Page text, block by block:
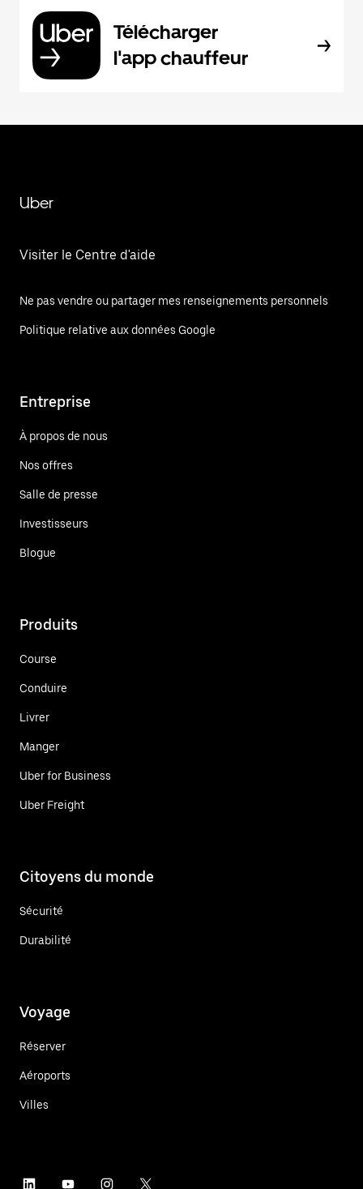
Télécharger
l'app chauffeur
Uber
Visiter le Centre d'aide
Ne pas vendre ou partager mes renseignements personnels
Politique relative aux données Google
Entreprise
À propos de nous
Nos offres
Salle de presse
Investisseurs
Blogue
Produits
Course
Conduire
Livrer
Manger
Uber for Business
Uber Freight
Citoyens du monde
Sécurité
Durabilité
Voyage
Réserver
Aéroports
Villes